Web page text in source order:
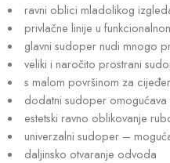
ravni oblici mladolikog
privlačne linije u
glavni sudoper nudi mnogo
veliki i naročito prostrani
s malom površinom za
dodatni sudoper omogućava
estetski ravno oblikovanje
univerzalni sudoper –
daljinsko otvaranje odvoda